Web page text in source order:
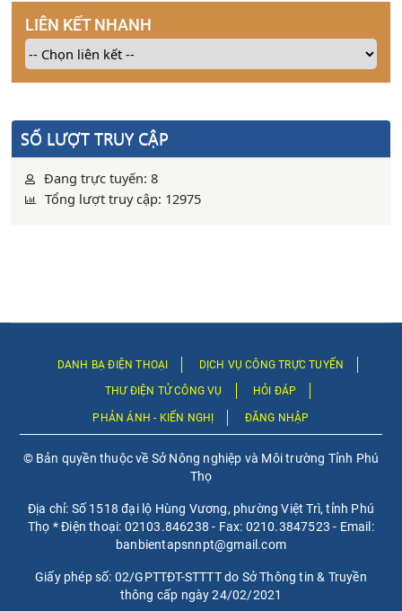
LIÊN KẾT NHANH
SỐ LƯỢT TRUY CẬP
Đang trực tuyến: 8
Tổng lượt truy cập: 12975
DANH BẠ ĐIỆN THOẠI DỊCH VỤ CÔNG TRỰC TUYẾN
THƯ ĐIỆN TỬ CÔNG VỤ HỎI ĐÁP
PHẢN ÁNH - KIẾN NGHỊ ĐĂNG NHẬP
© Bản quyền thuộc về Sở Nông nghiệp và Môi trường Tỉnh Phú
Thọ
Địa chỉ: Số 1518 đại lộ Hùng Vương, phường Việt Trì, tỉnh Phú
Thọ * Điện thoại: 02103.846238 - Fax: 0210.3847523 - Email:
banbientapsnnpt@gmail.com
Giấy phép số: 02/GPTTĐT-STTTT do Sở Thông tin & Truyền
thông cấp ngày 24/02/2021